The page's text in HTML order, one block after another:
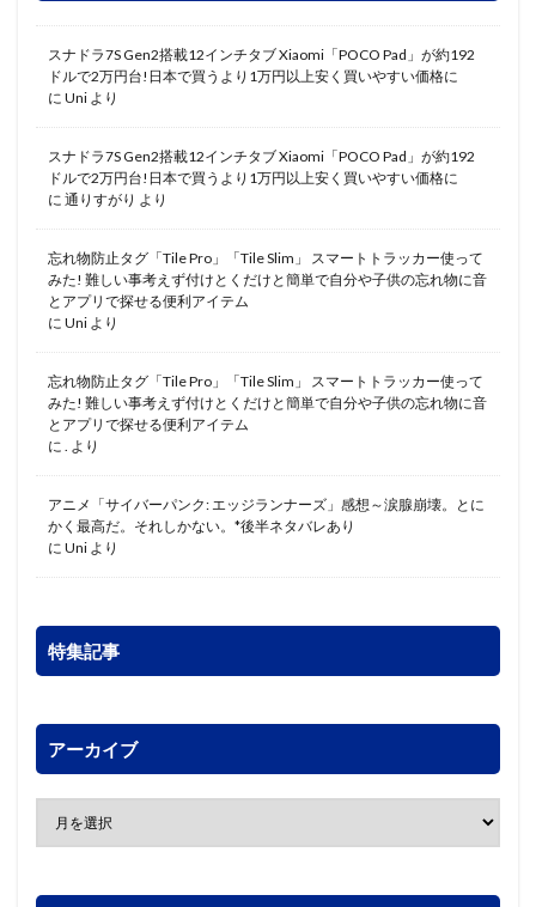
スナドラ7S Gen2搭載12インチタブ Xiaomi「POCO Pad」が約192
ドルで2万円台!日本で買うより1万円以上安く買いやすい価格に
に Uni より
スナドラ7S Gen2搭載12インチタブ Xiaomi「POCO Pad」が約192
ドルで2万円台!日本で買うより1万円以上安く買いやすい価格に
に 通りすがり より
忘れ物防止タグ「Tile Pro」「Tile Slim」 スマートトラッカー使って
みた! 難しい事考えず付けとくだけと簡単で自分や子供の忘れ物に音
とアプリで探せる便利アイテム
に Uni より
忘れ物防止タグ「Tile Pro」「Tile Slim」 スマートトラッカー使って
みた! 難しい事考えず付けとくだけと簡単で自分や子供の忘れ物に音
とアプリで探せる便利アイテム
に . より
アニメ「サイバーパンク: エッジランナーズ」感想～涙腺崩壊。とに
かく最高だ。それしかない。*後半ネタバレあり
に Uni より
特集記事
アーカイブ